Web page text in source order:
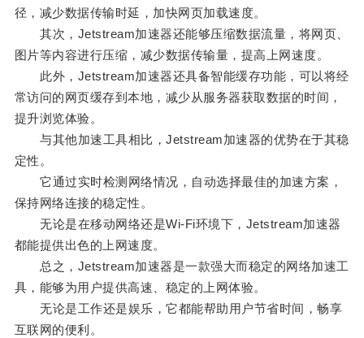
径，减少数据传输时延，加快网页加载速度。
其次，Jetstream加速器还能够压缩数据流量，将网页、
图片等内容进行压缩，减少数据传输量，提高上网速度。
此外，Jetstream加速器还具备智能缓存功能，可以将经
常访问的网页缓存到本地，减少从服务器获取数据的时间，
提升浏览体验。
与其他加速工具相比，Jetstream加速器的优势在于其稳
定性。
它通过实时检测网络情况，自动选择最佳的加速方案，
保持网络连接的稳定性。
无论是在移动网络还是Wi-Fi环境下，Jetstream加速器
都能提供出色的上网速度。
总之，Jetstream加速器是一款强大而稳定的网络加速工
具，能够为用户提供高速、稳定的上网体验。
无论是工作还是娱乐，它都能帮助用户节省时间，畅享
互联网的便利。